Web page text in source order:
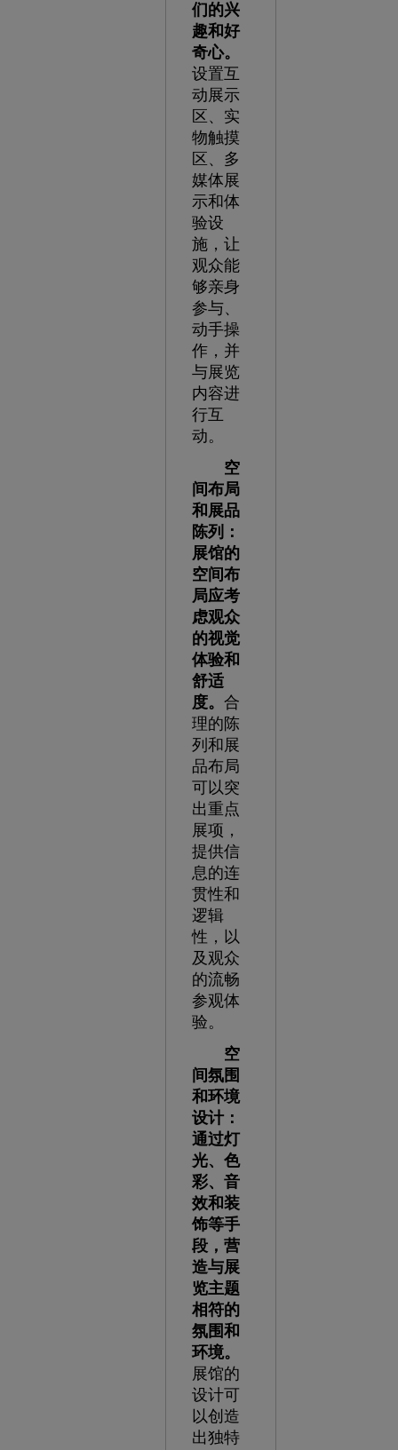
们的兴
趣和好
奇心。
设置互
动展示
区、实
物触摸
区、多
媒体展
示和体
验设
施，让
观众能
够亲身
参与、
动手操
作，并
与展览
内容进
行互
动。
空
间布局
和展品
陈列：
展馆的
空间布
局应考
虑观众
的视觉
体验和
舒适
度。 合
理的陈
列和展
品布局
可以突
出重点
展项，
提供信
息的连
贯性和
逻辑
性，以
及观众
的流畅
参观体
验。
空
间氛围
和环境
设计：
通过灯
光、色
彩、音
效和装
饰等手
段，营
造与展
览主题
相符的
氛围和
环境。
展馆的
设计可
以创造
出独特